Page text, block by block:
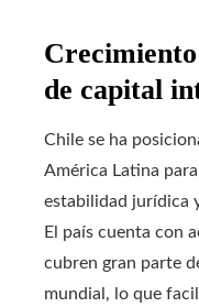
de capital
Chile se ha
América Latina
estabilidad jurídica
El país cuenta con
cubren gran parte
mundial, lo que